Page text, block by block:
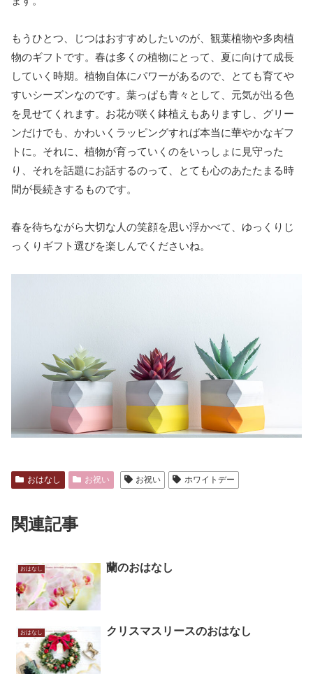
もうひとつ、じつはおすすめしたいのが、観葉植物や多肉植
物のギフトです。春は多くの植物にとって、夏に向けて成長
していく時期。植物自体にパワーがあるので、とても育てや
すいシーズンなのです。葉っぱも青々として、元気が出る色
を見せてくれます。お花が咲く鉢植えもありますし、グリー
ンだけでも、かわいくラッピングすれば本当に華やかなギフ
トに。それに、植物が育っていくのをいっしょに見守った
り、それを話題にお話するのって、とても心のあたたまる時
間が長続きするものです。
春を待ちながら大切な人の笑顔を思い浮かべて、ゆっくりじ
っくりギフト選びを楽しんでくださいね。
おはなし お祝い お祝い ホワイトデー
関連記事
おはなし 蘭のおはなし
おはなし クリスマスリースのおはなし